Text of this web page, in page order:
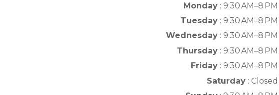
Monday : 9:30 AM–8 PM
Tuesday : 9:30 AM–8 PM
Wednesday : 9:30 AM–8 PM
Thursday : 9:30 AM–8 PM
Friday : 9:30 AM–8 PM
Saturday : Closed